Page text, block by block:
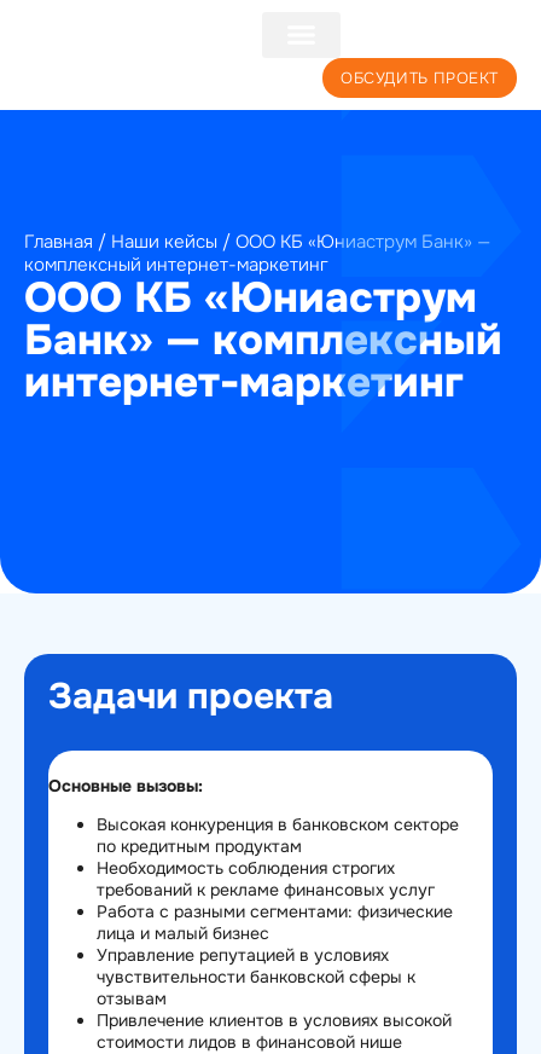
ОБСУДИТЬ ПРОЕКТ
Главная / Наши кейсы / ООО КБ «Юниаструм Банк» —
комплексный интернет-маркетинг
ООО КБ «Юниаструм
Банк» — комплексный
интернет-маркетинг
Задачи проекта
Основные вызовы:
Высокая конкуренция в банковском секторе
по кредитным продуктам
Необходимость соблюдения строгих
требований к рекламе финансовых услуг
Работа с разными сегментами: физические
лица и малый бизнес
Управление репутацией в условиях
чувствительности банковской сферы к
отзывам
Привлечение клиентов в условиях высокой
стоимости лидов в финансовой нише